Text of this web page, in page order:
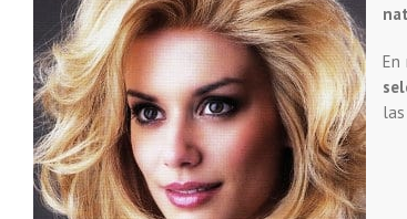
En